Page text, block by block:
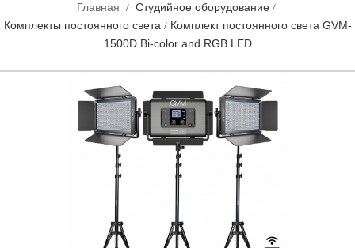
Главная
Студийное оборудование
Комплекты постоянного света
Комплект постоянного света GVM-
1500D Bi-color and RGB LED